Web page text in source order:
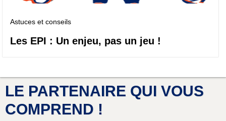
Astuces et conseils
Les EPI : Un enjeu, pas un jeu !
LE PARTENAIRE QUI VOUS
COMPREND !